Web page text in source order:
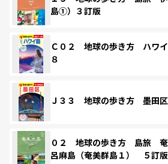
島①）３訂版
Ｃ０２ 地球の歩き方 ハワ
８
Ｊ３３ 地球の歩き方 墨田区
０２ 地球の歩き方 島旅
呂麻島（奄美群島１） ５訂版